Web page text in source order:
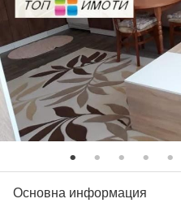
Основна информация